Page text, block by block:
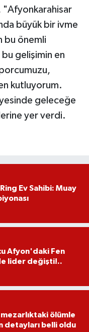
"Afyonkarahisar
büyük bir ivme
bu önemli
gelişimin en
kutluyorum.
geleceğe
yer verdi.
Ev Sahibi: Muay
Afyon'daki Fen
lider değişti!..
ölümle
detayları belli oldu